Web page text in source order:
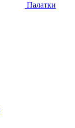
Палатки